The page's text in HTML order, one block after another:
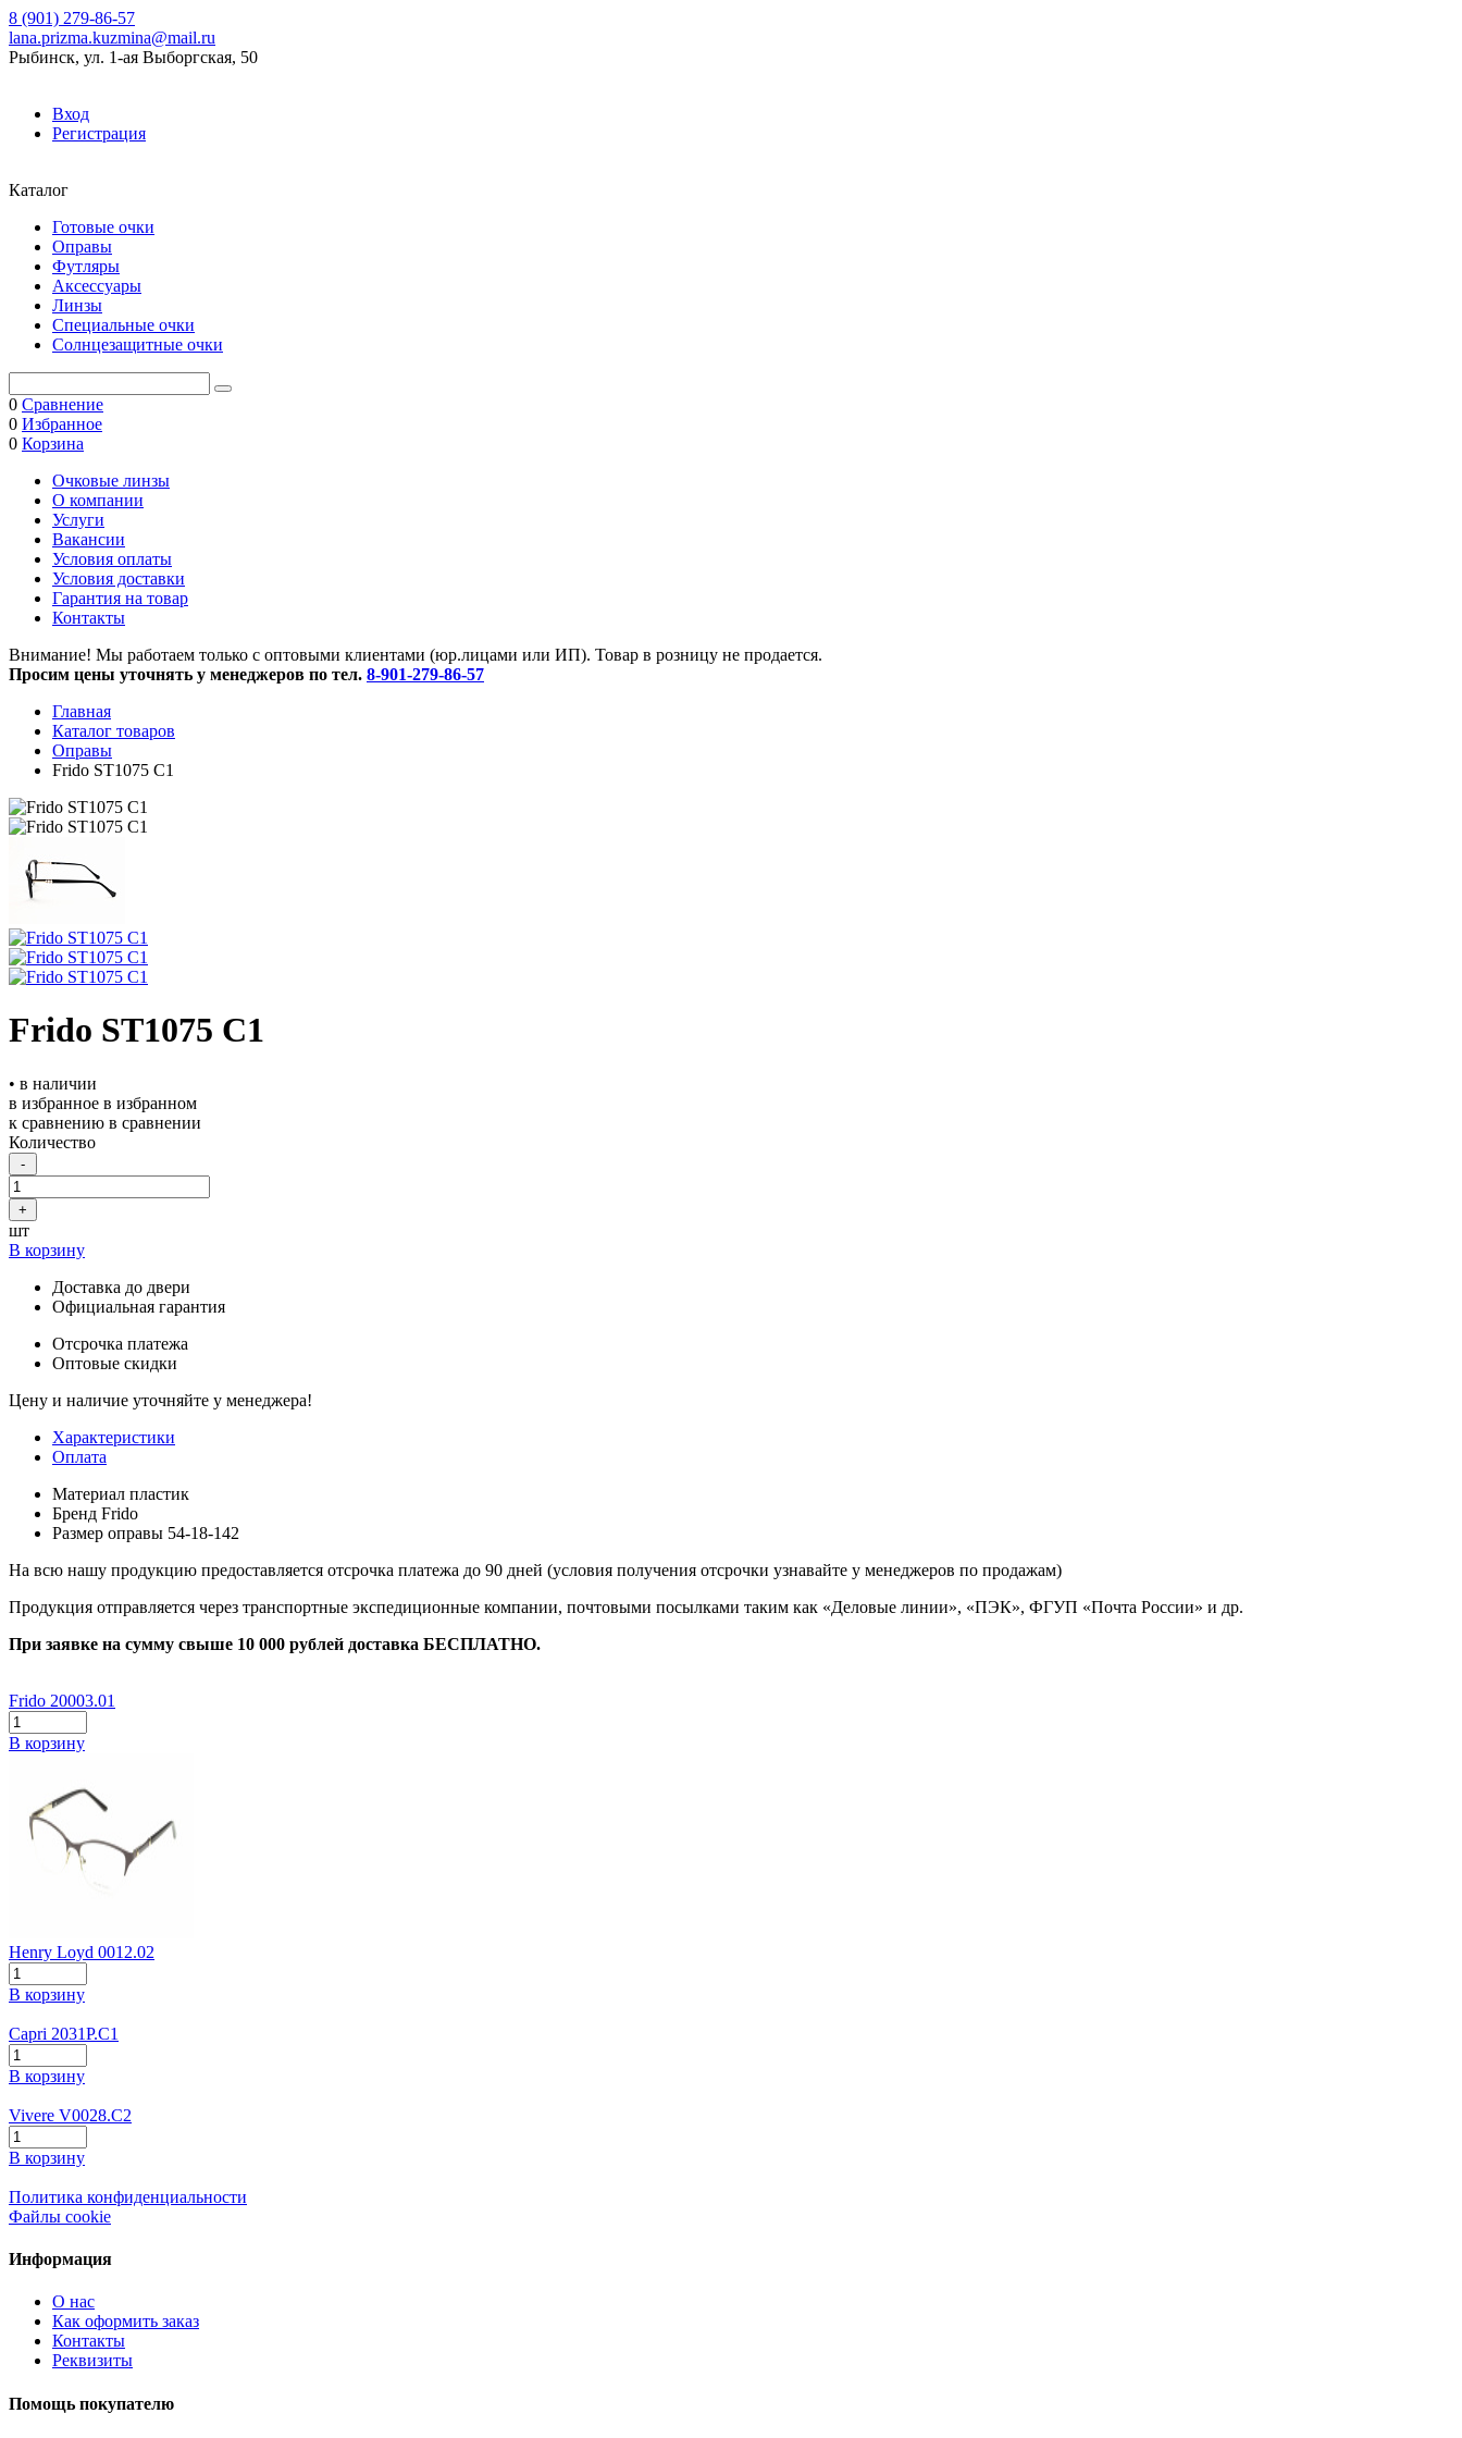
8 (901) 279-86-57
lana.prizma.kuzmina@mail.ru
Рыбинск, ул. 1-ая Выборгская, 50
Вход
Регистрация
Каталог
Готовые очки
Оправы
Футляры
Аксессуары
Линзы
Специальные очки
Солнцезащитные очки
0 Сравнение
0 Избранное
0 Корзина
Очковые линзы
O компании
Услуги
Вакансии
Условия оплаты
Условия доставки
Гарантия на товар
Контакты
Внимание! Мы работаем только с оптовыми клиентами (юр.лицами или ИП). Товар в розницу не продается.
Просим цены уточнять у менеджеров по тел. 8-901-279-86-57
Главная
Каталог товаров
Оправы
Frido ST1075 С1
Frido ST1075 С1
• в наличии
в избранное в избранном
к сравнению в сравнении
Количество
-
+
шт
В корзину
Доставка до двери
Официальная гарантия
Отсрочка платежа
Оптовые скидки
Цену и наличие уточняйте у менеджера!
Характеристики
Оплата
Материал пластик
Бренд Frido
Размер оправы 54-18-142
На всю нашу продукцию предоставляется отсрочка платежа до 90 дней (условия получения отсрочки узнавайте у менеджеров по продажам)
Продукция отправляется через транспортные экспедиционные компании, почтовыми посылками таким как «Деловые линии», «ПЭК», ФГУП «Почта России» и др.
При заявке на сумму свыше 10 000 рублей доставка БЕСПЛАТНО.
Frido 20003.01
В корзину
Henry Loyd 0012.02
В корзину
Capri 2031P.C1
В корзину
Vivere V0028.C2
В корзину
Политика конфиденциальности
Файлы cookie
Информация
О нас
Как оформить заказ
Контакты
Реквизиты
Помощь покупателю